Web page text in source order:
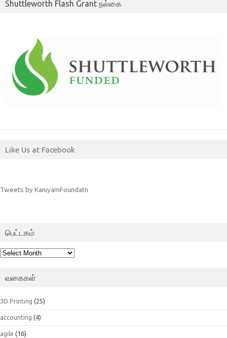
Shuttleworth Flash Grant நல்கை
Like Us at Facebook
Tweets by KaniyamFoundatn
பெட்டகம்
பெட்டகம்
வகைகள்
3D Printing (25)
accounting (4)
agile (16)